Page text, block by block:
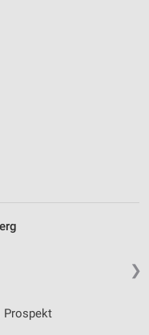
❯
Prospekt